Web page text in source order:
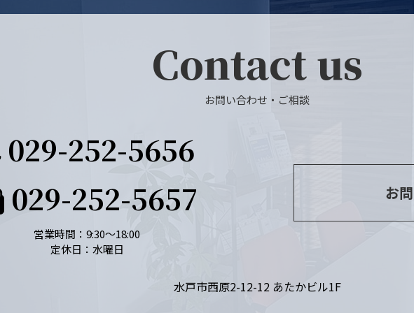
Contact us
お問い合わせ・ご相談
029-252-5656
029-252-5657
営業時間：9:30～18:00
定休日：水曜日
お
水戸市西原2-12-12 あたかビル1F